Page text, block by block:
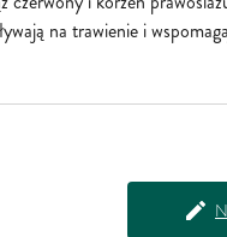
na trawienie i
celem zapewnienia
trawiennego. Magnez...